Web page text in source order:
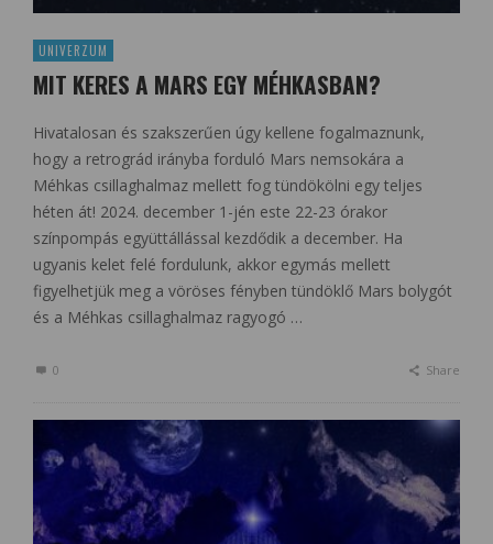
UNIVERZUM
MIT KERES A MARS EGY MÉHKASBAN?
Hivatalosan és szakszerűen úgy kellene fogalmaznunk,
hogy a retrográd irányba forduló Mars nemsokára a
Méhkas csillaghalmaz mellett fog tündökölni egy teljes
héten át! 2024. december 1-jén este 22-23 órakor
színpompás együttállással kezdődik a december. Ha
ugyanis kelet felé fordulunk, akkor egymás mellett
figyelhetjük meg a vöröses fényben tündöklő Mars bolygót
és a Méhkas csillaghalmaz ragyogó …
0 Share